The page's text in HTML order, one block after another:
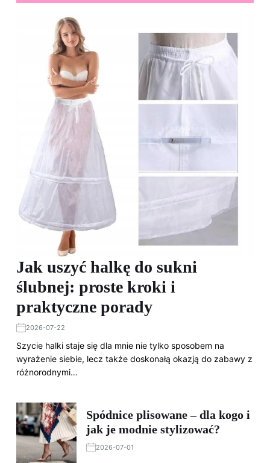
Jak uszyć halkę do sukni
ślubnej: proste kroki i
praktyczne porady
2026-07-22
Szycie halki staje się dla mnie nie tylko sposobem na
wyrażenie siebie, lecz także doskonałą okazją do zabawy z
różnorodnymi…
Spódnice plisowane – dla kogo i
jak je modnie stylizować?
2026-07-01